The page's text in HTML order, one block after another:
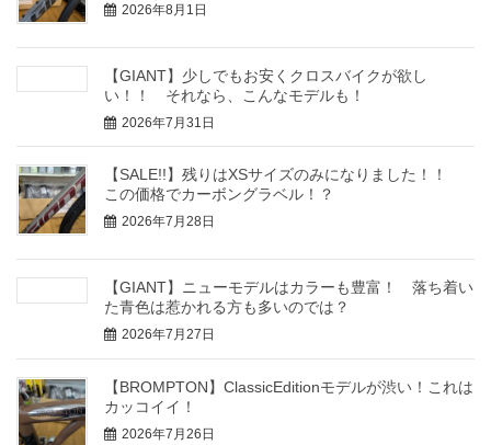
2026年8月1日
【GIANT】少しでもお安くクロスバイクが欲し
い！！ それなら、こんなモデルも！
2026年7月31日
【SALE!!】残りはXSサイズのみになりました！！
この価格でカーボングラベル！？
2026年7月28日
【GIANT】ニューモデルはカラーも豊富！ 落ち着い
た青色は惹かれる方も多いのでは？
2026年7月27日
【BROMPTON】ClassicEditionモデルが渋い！これは
カッコイイ！
2026年7月26日